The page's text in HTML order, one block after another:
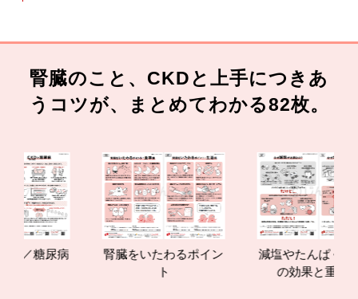
腎臓のこと、CKDと上手につきあ
うコツが、まとめてわかる82枚。
腎臓をいたわるポイン
減塩やたんぱく質管理
の効果と重要性